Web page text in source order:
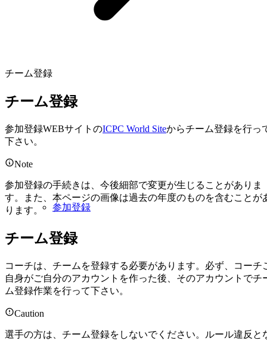
参加登録
チーム登録
チーム登録
参加登録WEBサイトのICPC World Siteからチーム登録を行っ
下さい。
Note
参加登録の手続きは、今後細部で変更が生じることがありま
す。また、本ページの画像は過去の年度のものを含むことが
ります。
チーム登録
コーチは、チームを登録する必要があります。必ず、コーチ
自身がご自分のアカウントを作った後、そのアカウントでチ
ム登録作業を行って下さい。
Caution
選手の方は、チーム登録をしないでください。ルール違反と